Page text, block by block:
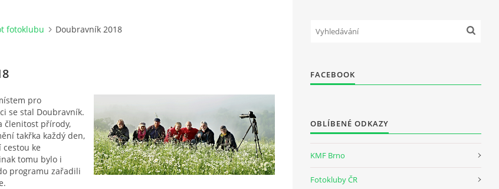
fotoklubu Doubravník 2018
pro
se stal Doubravník.
členitost přírody,
takřka každý den,
ke
tomu bylo i
programu zařadili
FACEBOOK
OBLÍBENÉ ODKAZY
KMF Brno
Fotokluby ČR